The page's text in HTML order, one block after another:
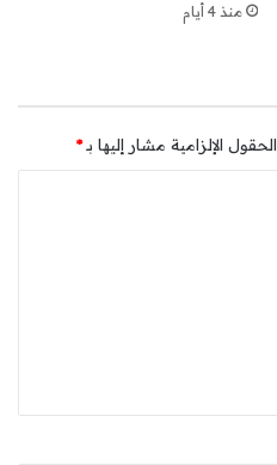
منذ 4 أيام
الحقول الإلزامية مشار إليها بـ*